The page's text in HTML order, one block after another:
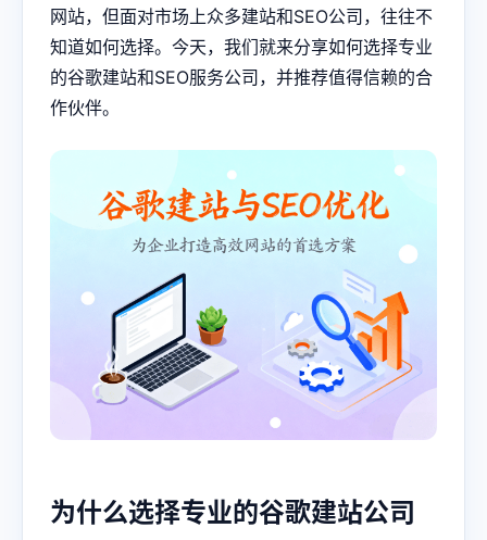
网站，但面对市场上众多建站和SEO公司，往往不
知道如何选择。今天，我们就来分享如何选择专业
的谷歌建站和SEO服务公司，并推荐值得信赖的合
作伙伴。
为什么选择专业的谷歌建站公司